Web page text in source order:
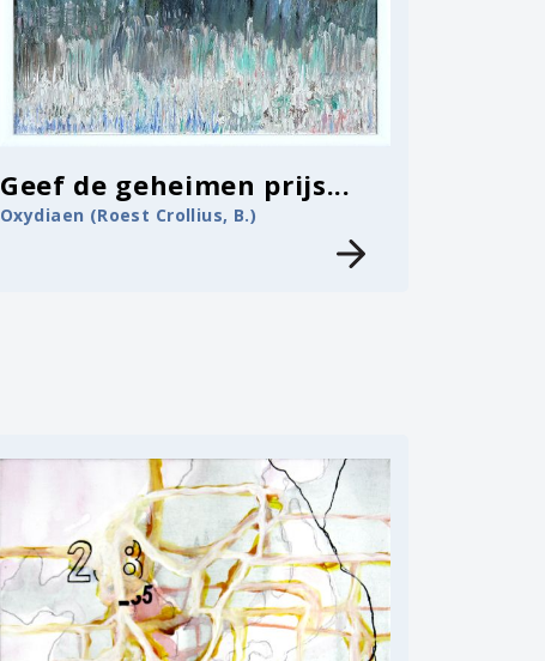
Geef de geheimen prijs...
Oxydiaen (Roest Crollius, B.)